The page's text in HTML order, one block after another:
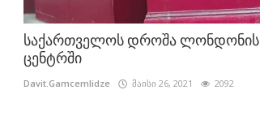
საქართველოს დროშა ლონდონის
ცენტრში
Davit.Gamcemlidze მაისი 26, 2021 2092